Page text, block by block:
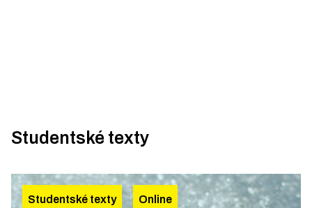
Studentské texty
Studentské texty Online